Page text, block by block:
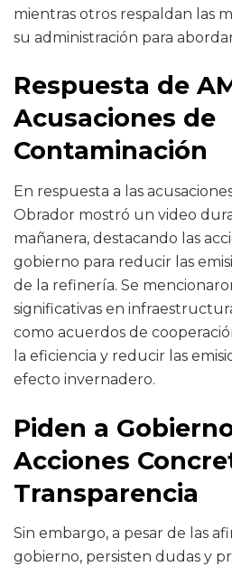
mientras otros respaldan las
su administración para
Respuesta de
Acusaciones de
Contaminación
En respuesta a las
Obrador mostró un video
mañanera, destacando las
gobierno para reducir las
de la refinería. Se
significativas en
como acuerdos de
la eficiencia y reducir las
efecto invernadero.
Piden a
Acciones
Transparencia
Sin embargo, a pesar de las
gobierno, persisten dudas y